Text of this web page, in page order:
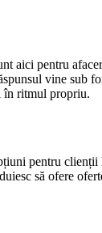
aici pentru
vine sub
în ritmul propriu.
pentru
să ofere